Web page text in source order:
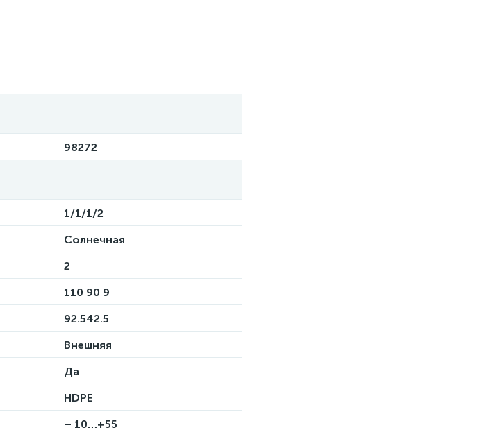
98272
1/1/1/2
Солнечная
2
110 90 9
92.542.5
Внешняя
Да
HDPE
– 10…+55